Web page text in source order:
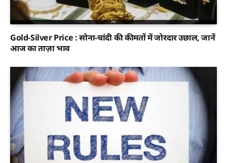
Gold-Silver Price : सोना-चांदी की कीमतों में जोरदार उछाल, जानें
आज का ताज़ा भाव